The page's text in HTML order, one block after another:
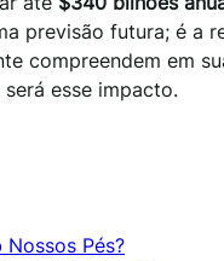
previsão futura; é a
compreendem em
será esse impacto.
Pés?